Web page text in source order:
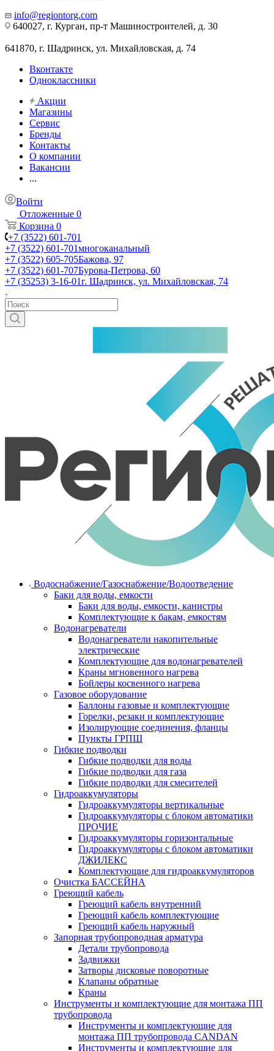
info@regiontorg.com
640027, г. Курган, пр-т Машиностроителей, д. 30
641870, г. Шадринск, ул. Михайловская, д. 74
Вконтакте
Одноклассники
Акции
Магазины
Сервис
Бренды
Контакты
О компании
Вакансии
...
Войти
Отложенные 0
Корзина 0
+7 (3522) 601-701
+7 (3522) 601-701многоканальный
+7 (3522) 605-705Бажова, 97
+7 (3522) 601-707Бурова-Петрова, 60
+7 (35253) 3-16-01г. Шадринск, ул. Михайловская, 74
Водоснабжение/Газоснабжение/Водоотведение
Баки для воды, емкости
Баки для воды, емкости, канистры
Комплектующие к бакам, емкостям
Водонагреватели
Водонагреватели накопительные
электрические
Комплектующие для водонагревателей
Краны мгновенного нагрева
Бойлеры косвенного нагрева
Газовое оборудование
Баллоны газовые и комплектующие
Горелки, резаки и комплектующие
Изолирующие соединения, фланцы
Пункты ГРПШ
Гибкие подводки
Гибкие подводки для воды
Гибкие подводки для газа
Гибкие подводки для смесителей
Гидроаккумуляторы
Гидроаккумуляторы вертикальные
Гидроаккумуляторы с блоком автоматики
ПРОЧИЕ
Гидроаккумуляторы горизонтальные
Гидроаккумуляторы с блоком автоматики
ДЖИЛЕКС
Комплектующие для гидроаккумуляторов
Очистка БАССЕЙНА
Греющий кабель
Греющий кабель внутренний
Греющий кабель комплектующие
Греющий кабель наружный
Запорная трубопроводная арматура
Детали трубопровода
Задвижки
Затворы дисковые поворотные
Клапаны обратные
Краны
Инструменты и комплектующие для монтажа ПП
трубопровода
Инструменты и комплектующие для
монтажа ПП трубопровода CANDAN
Инструменты и комплектующие для